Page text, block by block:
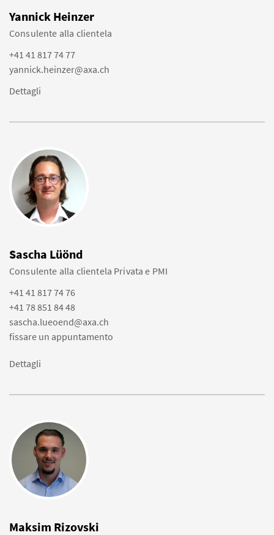
Yannick Heinzer
Consulente alla clientela
+41 41 817 74 77
yannick.heinzer@axa.ch
Dettagli
Sascha Lüönd
Consulente alla clientela Privata e PMI
+41 41 817 74 76
+41 78 851 84 48
sascha.lueoend@axa.ch
fissare un appuntamento
Dettagli
Maksim Rizovski